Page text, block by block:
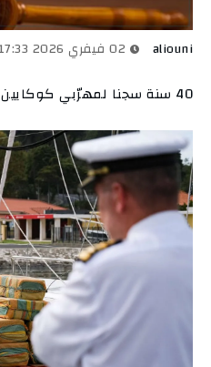
aliouni
40 سنة سجنا لمهرّبي كوكايين عبر ميناء حلق الوادي